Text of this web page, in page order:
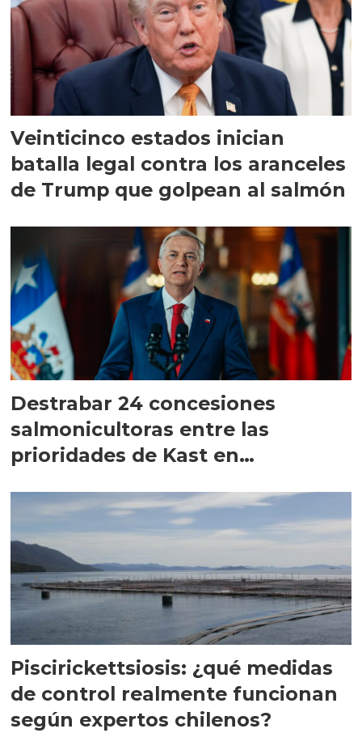
Veinticinco estados inician
batalla legal contra los aranceles
de Trump que golpean al salmón
Destrabar 24 concesiones
salmonicultoras entre las
prioridades de Kast en
Piscirickettsiosis: ¿qué medidas
de control realmente funcionan
según expertos chilenos?